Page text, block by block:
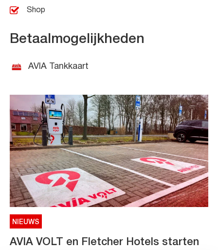
Shop
Betaalmogelijkheden
AVIA Tankkaart
NIEUWS
AVIA VOLT en Fletcher Hotels starten